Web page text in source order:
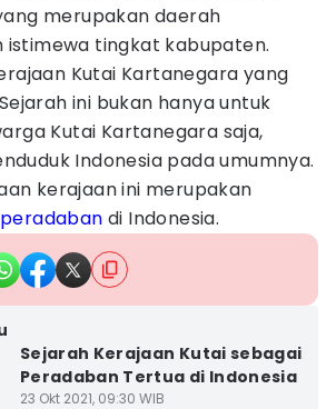
merupakan daerah
tingkat kabupaten.
Kutai Kartanegara yang
ini bukan hanya untuk
Kutai Kartanegara saja,
Indonesia pada umumnya.
kerajaan ini merupakan
peradaban di Indonesia.
Sejarah Kerajaan Kutai sebagai
Peradaban Tertua di Indonesia
23 Okt 2021, 09:30 WIB